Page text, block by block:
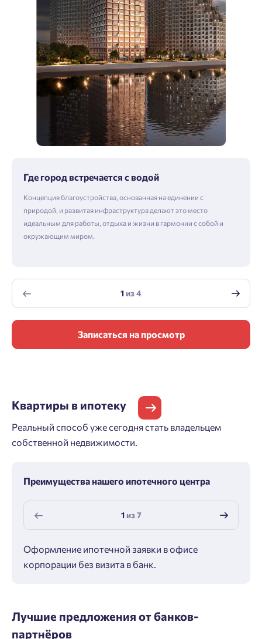
Где город встречается с водой
Концепция благоустройства, основанная на единении с
природой, и развитая инфраструктура делают это место
идеальным для работы, отдыха и жизни в гармонии с собой и
окружающим миром.
1из4
Записаться на просмотр
Квартиры в ипотеку
Реальный способ уже сегодня стать владельцем
собственной недвижимости.
Преимущества нашего ипотечного центра
1из7
Оформление ипотечной заявки в офисе
корпорации без визита в банк.
Лучшие предложения от банков-
партнёров